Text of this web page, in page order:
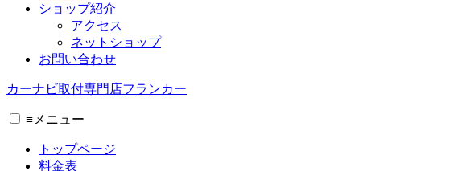
ショップ紹介
アクセス
ネットショップ
お問い合わせ
カーナビ取付専⾨店フランカー
≡ メニュー
トップページ
料金表